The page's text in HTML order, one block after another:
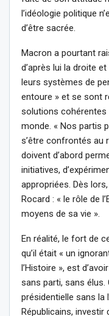
l’idéologie politique
d’être sacrée.
Macron a pourtant
d’après lui la droite
leurs systèmes de
entoure » et se sont
solutions
monde. « Nos partis
s’être confrontés au
doivent d’abord
initiatives,
appropriées. Dès
Rocard : « le rôle de
moyens de sa vie ».
En réalité, le fort de
qu’il était « un
l’Histoire », est
sans parti, sans élus.
présidentielle sans la
Républicains, investir